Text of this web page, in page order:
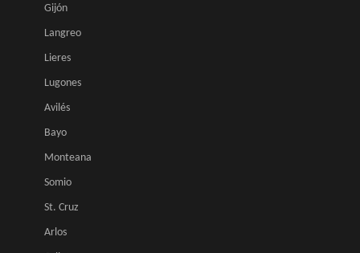
Gijón
Langreo
Lieres
Lugones
Avilés
Bayo
Monteana
Somio
St. Cruz
Arlos